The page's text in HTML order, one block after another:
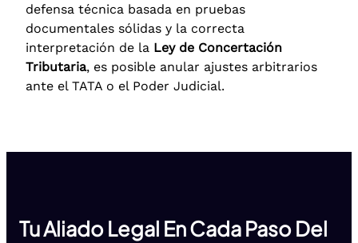
defensa técnica basada en pruebas
documentales sólidas y la correcta
interpretación de la Ley de Concertación
Tributaria, es posible anular ajustes arbitrarios
ante el TATA o el Poder Judicial.
Tu Aliado Legal En Cada Paso Del